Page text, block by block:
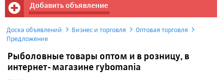
Добавить объявление
Доска объявлений Бизнес и торговля
Оптовая торговля
Предложение
Рыболовные товары оптом и в розницу, в
интернет-магазине rybomania